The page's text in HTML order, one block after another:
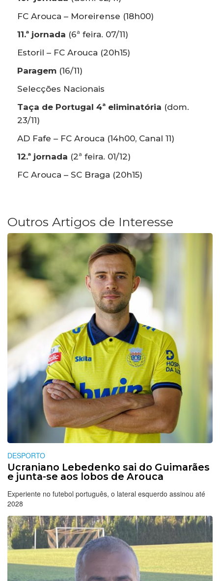
FC Arouca – Moreirense (18h00)
11.ª jornada (6ª feira. 07/11)
Estoril – FC Arouca (20h15)
Paragem (16/11)
Selecções Nacionais
Taça de Portugal 4ª eliminatória (dom.
23/11)
AD Fafe – FC Arouca (14h00, Canal 11)
12.ª jornada (2ª feira. 01/12)
FC Arouca – SC Braga (20h15)
Outros Artigos de Interesse
DESPORTO
Ucraniano Lebedenko sai do Guimarães
e junta-se aos lobos de Arouca
Experiente no futebol português, o lateral esquerdo assinou até
2028